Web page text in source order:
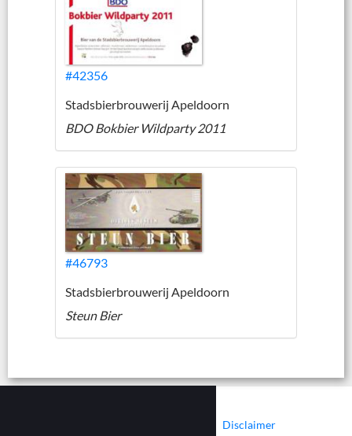
#42356
Stadsbierbrouwerij Apeldoorn
BDO Bokbier Wildparty 2011
#46793
Stadsbierbrouwerij Apeldoorn
Steun Bier
Disclaimer